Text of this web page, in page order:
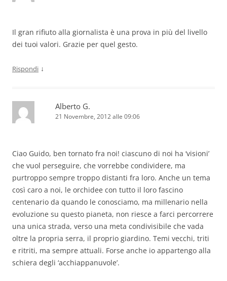
Il gran rifiuto alla giornalista è una prova in più del livello
dei tuoi valori. Grazie per quel gesto.
Rispondi ↓
Alberto G.
21 Novembre, 2012 alle 09:06
Ciao Guido, ben tornato fra noi! ciascuno di noi ha ‘visioni’
che vuol perseguire, che vorrebbe condividere, ma
purtroppo sempre troppo distanti fra loro. Anche un tema
così caro a noi, le orchidee con tutto il loro fascino
centenario da quando le conosciamo, ma millenario nella
evoluzione su questo pianeta, non riesce a farci percorrere
una unica strada, verso una meta condivisibile che vada
oltre la propria serra, il proprio giardino. Temi vecchi, triti
e ritriti, ma sempre attuali. Forse anche io appartengo alla
schiera degli ‘acchiappanuvole’.